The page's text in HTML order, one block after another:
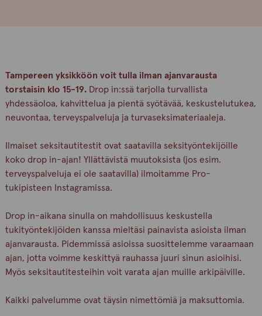
Tampereen yksikköön voit tulla ilman ajanvarausta
torstaisin klo 15-19. Drop in:ssä tarjolla turvallista
yhdessäoloa, kahvittelua ja pientä syötävää, keskustelutukea,
neuvontaa, terveyspalveluja ja turvaseksimateriaaleja.
Ilmaiset seksitautitestit ovat saatavilla seksityöntekijöille
koko drop in-ajan! Yllättävistä muutoksista (jos esim.
terveyspalveluja ei ole saatavilla) ilmoitamme Pro-
tukipisteen Instagramissa.
Drop in-aikana sinulla on mahdollisuus keskustella
tukityöntekijöiden kanssa mieltäsi painavista asioista ilman
ajanvarausta. Pidemmissä asioissa suosittelemme varaamaan
ajan, jotta voimme keskittyä rauhassa juuri sinun asioihisi.
Myös seksitautitesteihin voit varata ajan muille arkipäiville.
Kaikki palvelumme ovat täysin nimettömiä ja maksuttomia.